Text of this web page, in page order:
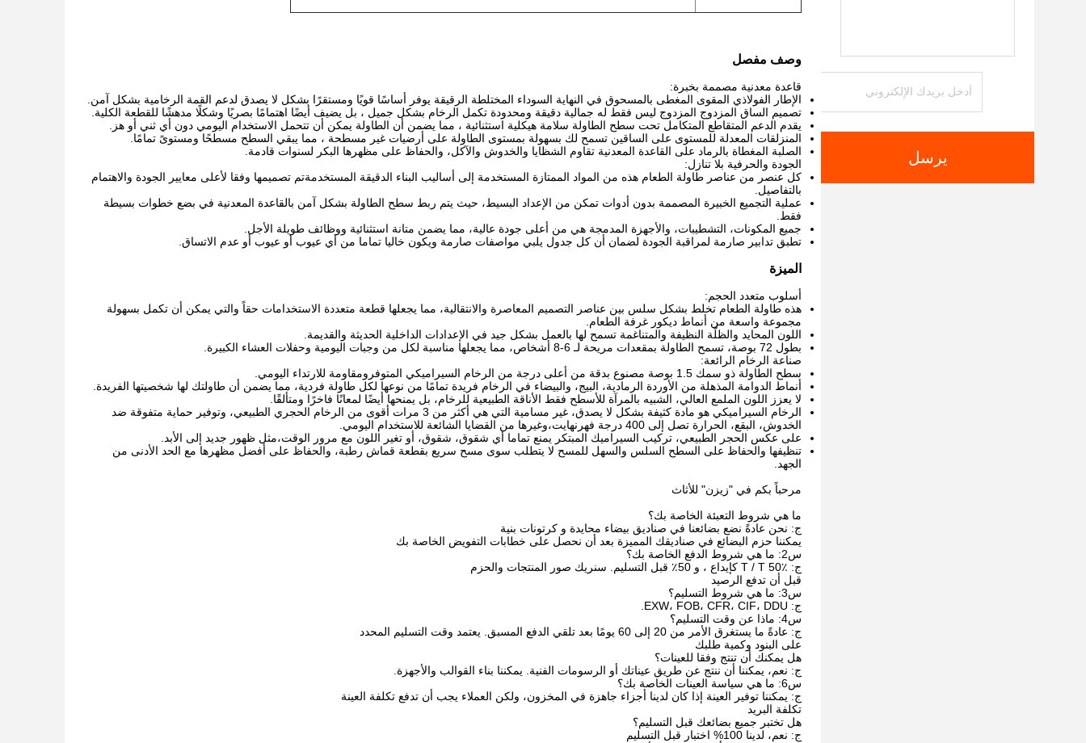
يرسل
وصف مفصل
قاعدة معدنية مصممة بخبرة:
الإطار الفولاذي المقوى المغطى بالمسحوق في النهاية السوداء المختلطة الرقيقة يوفر أساسًا قويًا ومستقرًا بشكل لا يصدق لدعم القمة الرخامية بشكل آمن.
تصميم الساق المزدوج المزدوج ليس فقط له جمالية دقيقة ومحدودة تكمل الرخام بشكل جميل ، بل يضيف أيضًا اهتمامًا بصريًا وشكلًا مدهشًا للقطعة الكلية.
يقدم الدعم المتقاطع المتكامل تحت سطح الطاولة سلامة هيكلية استثنائية ، مما يضمن أن الطاولة يمكن أن تتحمل الاستخدام اليومي دون أي ثني أو هز.
المنزلقات المعدلة للمستوى على الساقين تسمح لك بسهولة بمستوى الطاولة على أرضيات غير مسطحة ، مما يبقي السطح مسطحًا ومستوىً تمامًا.
الصلبة المغطاة بالرماد على القاعدة المعدنية تقاوم الشظايا والخدوش والآكل، والحفاظ على مظهرها البكر لسنوات قادمة.
الجودة والحرفية بلا تنازل:
كل عنصر من عناصر طاولة الطعام هذه من المواد الممتازة المستخدمة إلى أساليب البناء الدقيقة المستخدمةتم تصميمها وفقا لأعلى معايير الجودة والاهتمام
بالتفاصيل.
عملية التجميع الخبيرة المصممة بدون أدوات تمكن من الإعداد البسيط، حيث يتم ربط سطح الطاولة بشكل آمن بالقاعدة المعدنية في بضع خطوات بسيطة
فقط.
جميع المكونات، التشطيبات، والأجهزة المدمجة هي من أعلى جودة عالية، مما يضمن متانة استثنائية ووظائف طويلة الأجل.
تطبق تدابير صارمة لمراقبة الجودة لضمان أن كل جدول يلبي مواصفات صارمة ويكون خاليا تماما من أي عيوب أو عيوب أو عدم الاتساق.
الميزة
أسلوب متعدد الحجم:
هذه طاولة الطعام تخلط بشكل سلس بين عناصر التصميم المعاصرة والانتقالية، مما يجعلها قطعة متعددة الاستخدامات حقاً والتي يمكن أن تكمل بسهولة
مجموعة واسعة من أنماط ديكور غرفة الطعام.
اللون المحايد والظلّة النظيفة والمتناغمة تسمح لها بالعمل بشكل جيد في الإعدادات الداخلية الحديثة والقديمة.
بطول 72 بوصة، تسمح الطاولة بمقعدات مريحة لـ 6-8 أشخاص، مما يجعلها مناسبة لكل من وجبات اليومية وحفلات العشاء الكبيرة.
صناعة الرخام الرائعة:
سطح الطاولة ذو سمك 1.5 بوصة مصنوع بدقة من أعلى درجة من الرخام السيراميكي المتوفرومقاومة للارتداء اليومي.
أنماط الدوامة المذهلة من الأوردة الرمادية، البيج، والبيضاء في الرخام فريدة تمامًا من نوعها لكل طاولة فردية، مما يضمن أن طاولتك لها شخصيتها الفريدة.
لا يعزز اللون الملمع العالي، الشبيه بالمرآة للأسطح فقط الأناقة الطبيعية للرخام، بل يمنحها أيضًا لمعانًا فاخرًا ومتألقًا.
الرخام السيراميكي هو مادة كثيفة بشكل لا يصدق، غير مسامية التي هي أكثر من 3 مرات أقوى من الرخام الحجري الطبيعي، وتوفير حماية متفوقة ضد
الخدوش، البقع، الحرارة تصل إلى 400 درجة فهرنهايت،وغيرها من القضايا الشائعة للاستخدام اليومي.
على عكس الحجر الطبيعي، تركيب السيراميك المبتكر يمنع تماما أي شقوق، شقوق، أو تغير اللون مع مرور الوقت،مثل ظهور جديد إلى الأبد.
تنظيفها والحفاظ على السطح السلس والسهل للمسح لا يتطلب سوى مسح سريع بقطعة قماش رطبة، والحفاظ على أفضل مظهرها مع الحد الأدنى من
الجهد.
مرحباً بكم في "زيزن" للأثاث
ما هي شروط التعبئة الخاصة بك؟
ج: نحن عادةً نضع بضائعنا في صناديق بيضاء محايدة و كرتونات بنية
يمكننا حزم البضائع في صناديقك المميزة بعد أن نحصل على خطابات التفويض الخاصة بك
س2: ما هي شروط الدفع الخاصة بك؟
ج: T / T 50٪ كإيداع ، و 50٪ قبل التسليم. سنريك صور المنتجات والحزم
قبل أن تدفع الرصيد
س3: ما هي شروط التسليم؟
ج: EXW، FOB، CFR، CIF، DDU.
س4: ماذا عن وقت التسليم؟
ج: عادةً ما يستغرق الأمر من 20 إلى 60 يومًا بعد تلقي الدفع المسبق. يعتمد وقت التسليم المحدد
على البنود وكمية طلبك
هل يمكنك أن تنتج وفقا للعينات؟
ج: نعم، يمكننا أن ننتج عن طريق عيناتك أو الرسومات الفنية. يمكننا بناء القوالب والأجهزة.
س6: ما هي سياسة العينات الخاصة بك؟
ج: يمكننا توفير العينة إذا كان لدينا أجزاء جاهزة في المخزون، ولكن العملاء يجب أن تدفع تكلفة العينة
تكلفة البريد
هل تختبر جميع بضائعك قبل التسليم؟
ج: نعم، لدينا 100% اختبار قبل التسليم